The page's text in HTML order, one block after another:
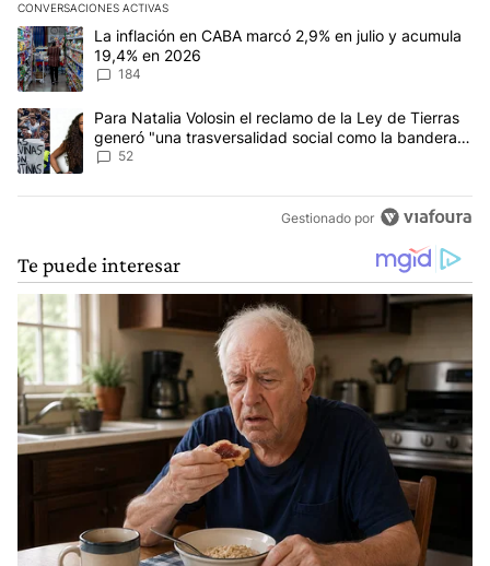
CONVERSACIONES ACTIVAS
Este listado muestra los artículos con más comentarios en los
Un artículo de tendencia con el título "La inflación en CABA
La inflación en CABA marcó 2,9% en julio y acumula
19,4% en 2026
184
Un artículo de tendencia con el título "Para Natalia Volosin el
Para Natalia Volosin el reclamo de la Ley de Tierras
generó "una trasversalidad social como la bandera
de Malvinas"
52
Gestionado por